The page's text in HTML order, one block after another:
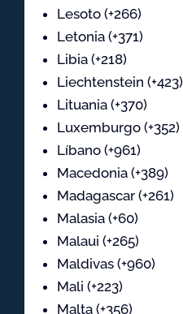
Lesoto (+266)
Letonia (+371)
Libia (+218)
Liechtenstein (+423)
Lituania (+370)
Luxemburgo (+352)
Líbano (+961)
Macedonia (+389)
Madagascar (+261)
Malasia (+60)
Malaui (+265)
Maldivas (+960)
Mali (+223)
Malta (+356)